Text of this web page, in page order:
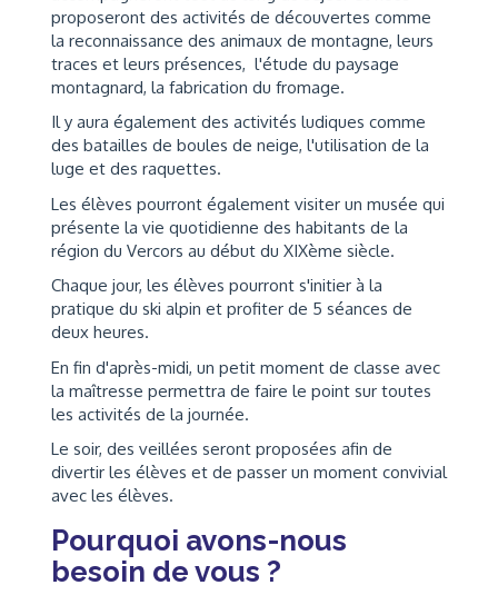
proposeront des activités de découvertes comme
la reconnaissance des animaux de montagne, leurs
traces et leurs présences, l'étude du paysage
montagnard, la fabrication du fromage.
Il y aura également des activités ludiques comme
des batailles de boules de neige, l'utilisation de la
luge et des raquettes.
Les élèves pourront également visiter un musée qui
présente la vie quotidienne des habitants de la
région du Vercors au début du XIXème siècle.
Chaque jour, les élèves pourront s'initier à la
pratique du ski alpin et profiter de 5 séances de
deux heures.
En fin d'après-midi, un petit moment de classe avec
la maîtresse permettra de faire le point sur toutes
les activités de la journée.
Le soir, des veillées seront proposées afin de
divertir les élèves et de passer un moment convivial
avec les élèves.
Pourquoi avons-nous
besoin de vous ?